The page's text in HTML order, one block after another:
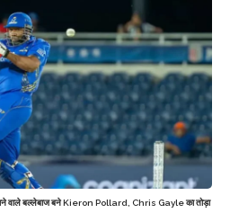
वाले बल्लेबाज बने Kieron Pollard, Chris Gayle का तोड़ा